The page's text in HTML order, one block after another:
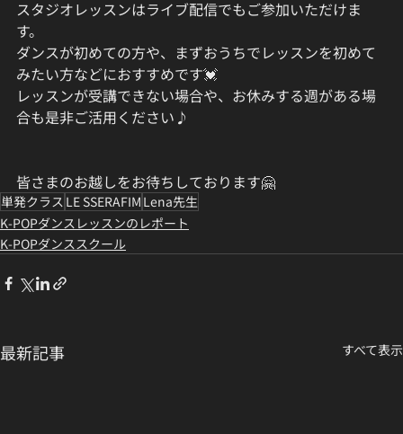
スタジオレッスンはライブ配信でもご参加いただけま
す。
ダンスが初めての方や、まずおうちでレッスンを初めて
みたい方などにおすすめです💓
レッスンが受講できない場合や、お休みする週がある場
合も是非ご活用ください♪
皆さまのお越しをお待ちしております🤗
単発クラス LE SSERAFIM Lena先生
K-POPダンスレッスンのレポート
K-POPダンススクール
最新記事 すべて表示